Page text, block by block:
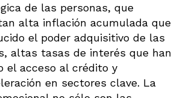
de las personas, que
alta inflación acumulada que
el poder adquisitivo de las
altas tasas de interés que han
el acceso al crédito y
en sectores clave. La